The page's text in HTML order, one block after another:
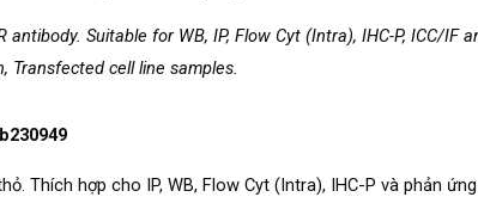
antibody. Suitable for WB, IP, Flow Cyt (Intra), IHC-P, ICC/
Transfected cell line samples.
Thích hợp cho IP, WB, Flow Cyt (Intra), IHC-P và phản